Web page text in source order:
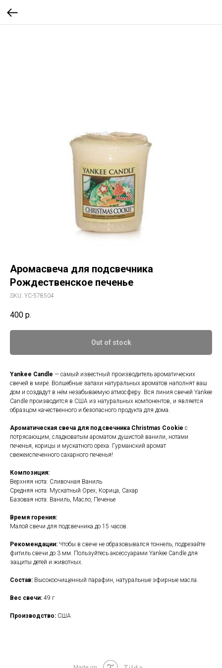
Аромасвеча для подсвечника
Рождественское печенье
SKU: YC-578504
400 р.
Out of stock
Yankee Candle — самый известный производитель ароматических
свечей в мире. Волшебные запахи натуральных ароматов наполнят ваш
дом и создадут в нём незабываемую атмосферу. Вся линия свечей Yankee
Candle производится в США из натуральных компонентов, и является
образцом качественного и безопасного продукта для дома.
Ароматическая свеча для подсвечника Christmas Cookie c
потрясающим, сладковатым ароматом душистой ванили, нотами
печенья, корицы и мускатного ореха. Гурманский аромат
свежеиспеченного сахарного печенья!
Композиция:
Верхняя нота: Сливочная Ваниль
Средняя нота: Мускатный Орех, Корица, Сахар
Базовая нота: Ваниль, Масло, Печенье
Время горения:
Малой свечи для подсвечника до 15 часов.
Рекомендации: Чтобы в свече не образовывался тоннель, подрезайте
фитиль свечи до 3 мм. Пользуйтесь аксессуарами Yankee Candle для
защиты детей и животных.
Состав: Высокоочищенный парафин, натуральные эфирные масла.
Вес свечи: 49 г
Производство: США